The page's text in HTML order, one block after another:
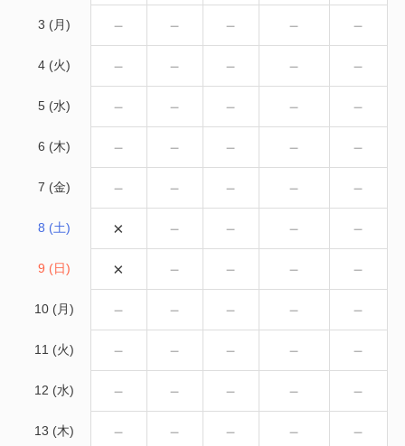
3 (月) － － － － －
4 (火) － － － － －
5 (水) － － － － －
6 (木) － － － － －
7 (金) － － － － －
8 (土) × － － － －
9 (日) × － － － －
10 (月) － － － － －
11 (火) － － － － －
12 (水) － － － － －
13 (木) － － － － －